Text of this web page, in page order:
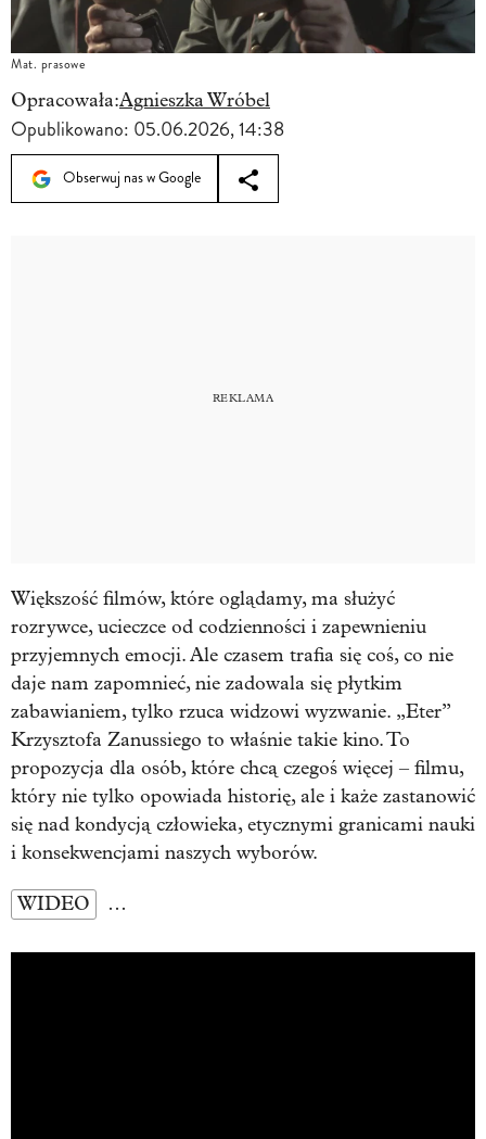
Mat. prasowe
Opracowała:Agnieszka Wróbel
Opublikowano: 05.06.2026, 14:38
Obserwuj nas w Google
Większość filmów, które oglądamy, ma służyć
rozrywce, ucieczce od codzienności i zapewnieniu
przyjemnych emocji. Ale czasem trafia się coś, co nie
daje nam zapomnieć, nie zadowala się płytkim
zabawianiem, tylko rzuca widzowi wyzwanie. „Eter”
Krzysztofa Zanussiego to właśnie takie kino. To
propozycja dla osób, które chcą czegoś więcej – filmu,
który nie tylko opowiada historię, ale i każe zastanowić
się nad kondycją człowieka, etycznymi granicami nauki
i konsekwencjami naszych wyborów.
WIDEO …